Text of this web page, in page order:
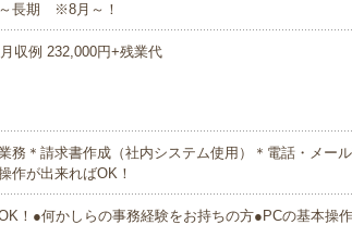
～長期 ※8月～！
収例 232,000円+残業代
務＊請求書作成（社内システム使用）＊電話・メー
作が出来ればOK！
！●何かしらの事務経験をお持ちの方●PCの基本操